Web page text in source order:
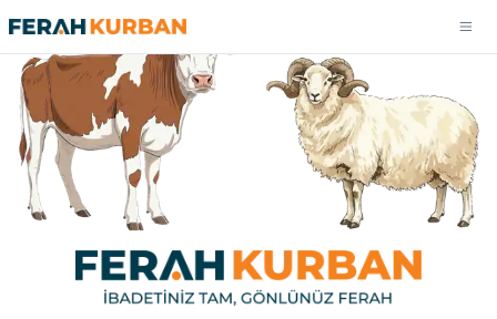
2026 Kurban Fiyatları
Sık Sorulan Sorular
Manevi İçerikler
Hakkımızda